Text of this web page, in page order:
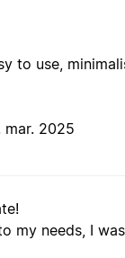
to use,
mar. 2025
my needs, I